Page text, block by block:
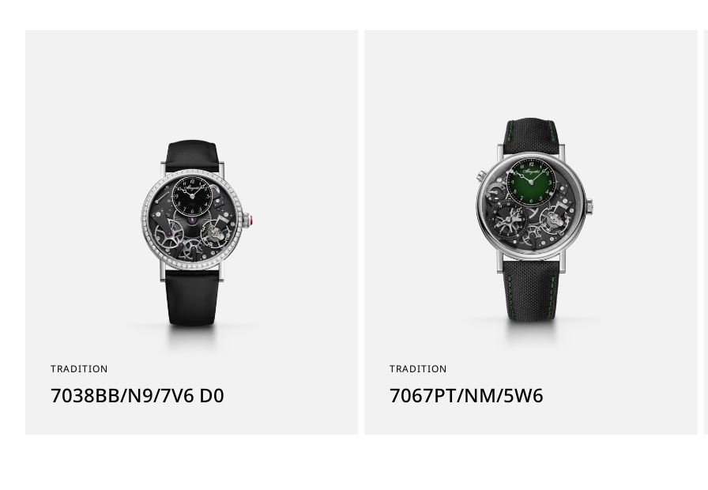
TRADITION
7038BB/N9/7V6 D0
TRADITION
7067PT/NM/5W6